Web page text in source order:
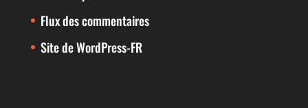
Flux des commentaires
Site de WordPress-FR